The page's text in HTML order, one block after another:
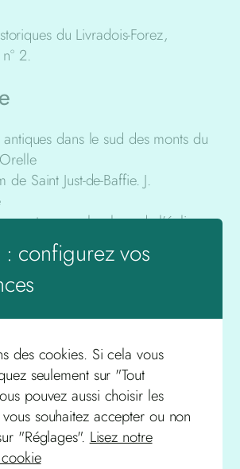
du Livradois-Forez,
2.
antiques dans le sud des monts du
de Saint Just-de-Baffie. J.
sur la place de l’église.
épiscopus sous les
P. Gagnaire
tradition toujours vivante : la
de Notre Dame de Bonne Mort.
voie antique reliant Marsac à
de-Baffie. J. et Y. Gagnaire.
configurez vos
des cookies. Si cela vous
seulement sur "Tout
pouvez aussi choisir les
souhaitez accepter ou non
"Réglages". Lisez notre